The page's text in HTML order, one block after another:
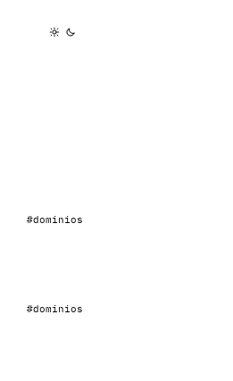
#dominios
#dominios